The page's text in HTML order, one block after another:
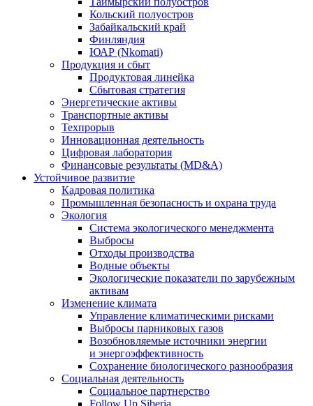
Кольский полуостров
Забайкальский край
Финляндия
ЮАР (Nkomati)
Продукция и сбыт
Продуктовая линейка
Сбытовая стратегия
Энергетические активы
Транспортные активы
Техпрорыв
Инновационная деятельность
Цифровая лаборатория
Финансовые результаты (MD&A)
Устойчивое развитие
Кадровая политика
Промышленная безопасность и охрана труда
Экология
Система экологического менеджмента
Выбросы
Отходы производства
Водные объекты
Экологические показатели по зарубежным
активам
Изменение климата
Управление климатическими рисками
Выбросы парниковых газов
Возобновляемые источники энергии
и энергоэффективность
Сохранение биологического разнообразия
Социальная деятельность
Социальное партнерство
Follow Up Siberia